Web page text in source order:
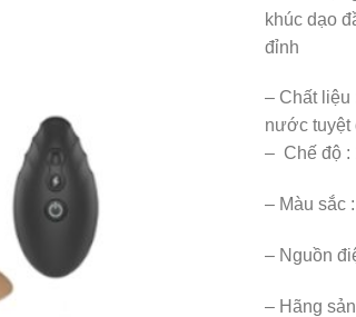
khúc dạo
đỉnh
– Chất liệu
nước tuyệt
– Chế độ :
– Màu sắc
– Nguồn
– Hãng